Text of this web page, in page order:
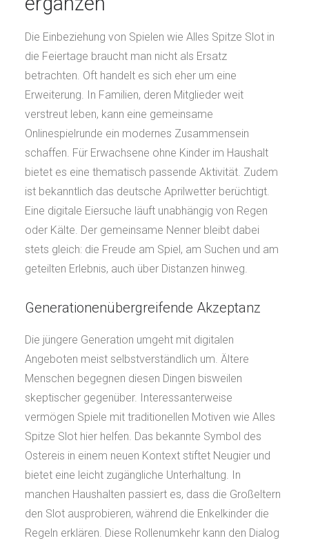
Die Einbeziehung von Spielen wie Alles Spitze Slot in
die Feiertage braucht man nicht als Ersatz
betrachten. Oft handelt es sich eher um eine
Erweiterung. In Familien, deren Mitglieder weit
verstreut leben, kann eine gemeinsame
Onlinespielrunde ein modernes Zusammensein
schaffen. Für Erwachsene ohne Kinder im Haushalt
bietet es eine thematisch passende Aktivität. Zudem
ist bekanntlich das deutsche Aprilwetter berüchtigt.
Eine digitale Eiersuche läuft unabhängig von Regen
oder Kälte. Der gemeinsame Nenner bleibt dabei
stets gleich: die Freude am Spiel, am Suchen und am
geteilten Erlebnis, auch über Distanzen hinweg.
Generationenübergreifende Akzeptanz
Die jüngere Generation umgeht mit digitalen
Angeboten meist selbstverständlich um. Ältere
Menschen begegnen diesen Dingen bisweilen
skeptischer gegenüber. Interessanterweise
vermögen Spiele mit traditionellen Motiven wie Alles
Spitze Slot hier helfen. Das bekannte Symbol des
Ostereis in einem neuen Kontext stiftet Neugier und
bietet eine leicht zugängliche Unterhaltung. In
manchen Haushalten passiert es, dass die Großeltern
den Slot ausprobieren, während die Enkelkinder die
Regeln erklären. Diese Rollenumkehr kann den Dialog